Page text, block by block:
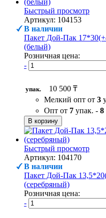
Быстрый просмотр
Артикул: 104153
В наличии
Пакет Дой-Пак
(белый)
Розничная цена:
-
упак.
10 500 ₸
Мелкий опт от 3
Опт от 7 упак. - 8
В корзину
Быстрый просмотр
Артикул: 104170
В наличии
Пакет Дой-Пак
(серебряный)
Розничная цена:
-